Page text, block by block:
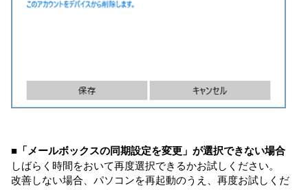
■「メールボックスの同期設定を変更」が選択できない場合
しばらく時間をおいて再度選択できるかお試しください。
改善しない場合、パソコンを再起動のうえ、再度お試しくだ